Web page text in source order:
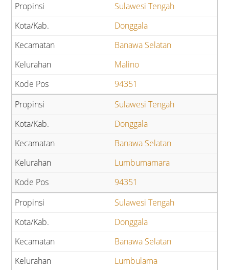
Sulawesi Tengah
Donggala
Banawa Selatan
Malino
94351
Sulawesi Tengah
Donggala
Banawa Selatan
Lumbumamara
94351
Sulawesi Tengah
Donggala
Banawa Selatan
Lumbulama